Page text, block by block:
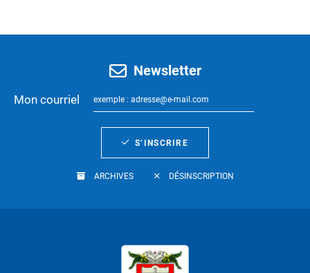
Newsletter
Mon courriel
S’INSCRIRE
ARCHIVES DÉSINSCRIPTION